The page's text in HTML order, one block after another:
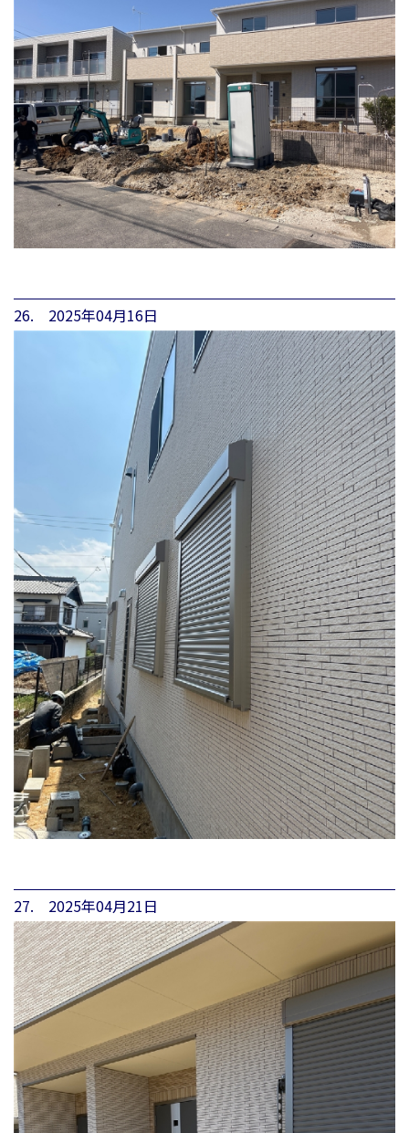
26. 2025年04月16日
27. 2025年04月21日